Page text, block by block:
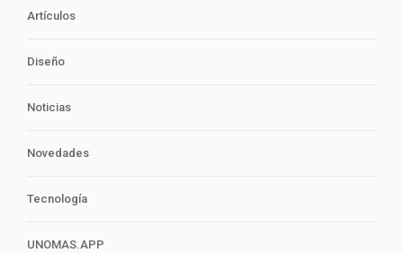
Artículos
Diseño
Noticias
Novedades
Tecnología
UNOMAS.APP